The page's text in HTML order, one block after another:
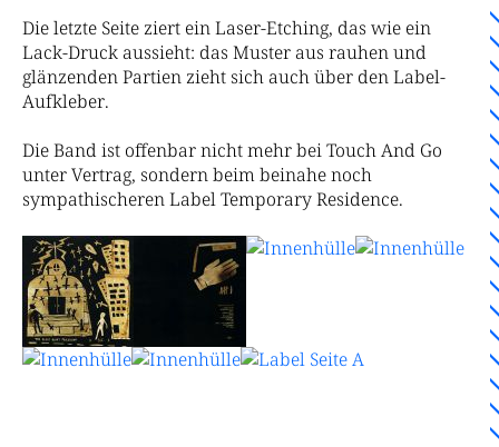
Die letzte Seite ziert ein Laser-Etching, das wie ein
Lack-Druck aussieht: das Muster aus rauhen und
glänzenden Partien zieht sich auch über den Label-
Aufkleber.
Die Band ist offenbar nicht mehr bei Touch And Go
unter Vertrag, sondern beim beinahe noch
sympathischeren Label Temporary Residence.